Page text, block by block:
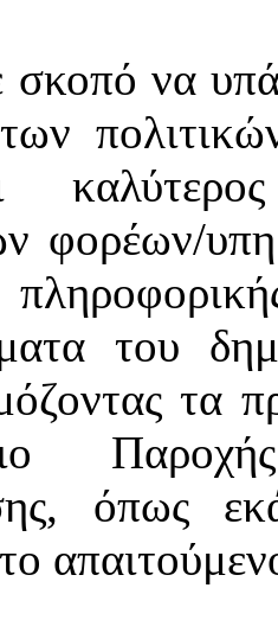
να
φορέων/
του
τα
όπως